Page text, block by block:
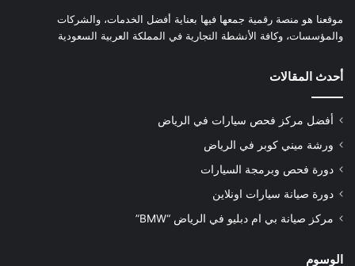
موقعنا هو منصة رقمية جمعها فيها بعناية أفضل الخدمات، والشركات
والمؤسسات، وكافة الأنشطة التجارية في المملكة العربية السعودية
أحدث المقالات
أفضل مركز فحص سيارات في الرياض
ورشة ميني كوبر في الرياض
دورة فحص وبرمجة السيارات
دورة صيانة سيارات اونلاين
مركز صيانة بي ام دبليو في الرياض “BMW”
الوسوم